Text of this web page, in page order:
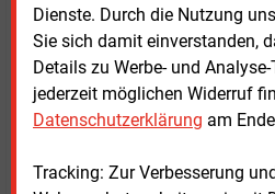
Dienste. Durch die Nutzung
Sie sich damit einverstanden,
Details zu Werbe- und
jederzeit möglichen Widerruf
Datenschutzerklärung am
Tracking: Zur Verbesserung
Die Gaspreise bewegten sich
ansteigenden Korridor, was
Witterung nicht
führe die Bundesnetzagentur
ausreichendes Angebot am
gehe man von einer